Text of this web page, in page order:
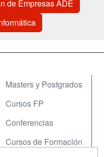
de Empresas ADE
Masters y Postgrados
Cursos FP
Conferencias
Cursos de Formación